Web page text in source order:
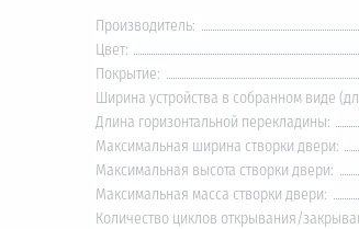
Производитель:
Цвет:
Покрытие:
Ширина устройства в собранном виде
Длина горизонтальной перекладины:
Максимальная ширина створки двери:
Максимальная высота створки двери:
Максимальная масса створки двери:
Количество циклов открывания/